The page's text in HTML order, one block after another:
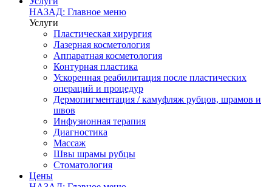
НАЗАД: Главное меню
Услуги
Пластическая хирургия
Лазерная косметология
Аппаратная косметология
Контурная пластика
Ускоренная реабилитация после пластических
операций и процедур
Дермопигментация / камуфляж рубцов, шрамов и
швов
Инфузионная терапия
Диагностика
Массаж
Швы шрамы рубцы
Стоматология
Цены